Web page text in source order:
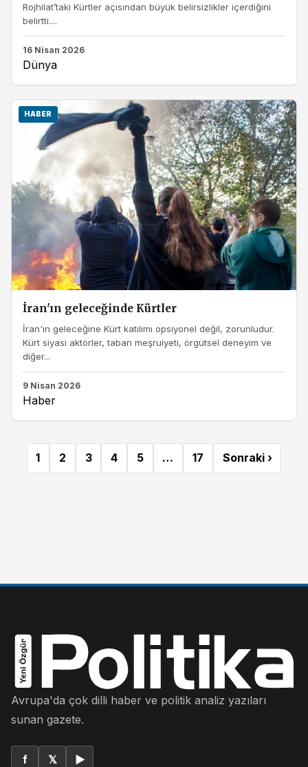
Rojhilat’taki Kürtler açısından büyük belirsizlikler içerdiğini
belirtti....
16 Nisan 2026
Dünya
HABER
İran'ın geleceğinde Kürtler
İran'ın geleceğine Kürt katılımı opsiyonel değil, zorunludur.
Kürt siyasi aktörler, taban meşruiyeti, örgütsel deneyim ve
diğer...
9 Nisan 2026
Haber
1 2 3 4 5 … 17 Sonraki ›
Avrupa'da çok dilli haber ve politik analiz yazıları
sunan gazete.
f 𝕏 ▶